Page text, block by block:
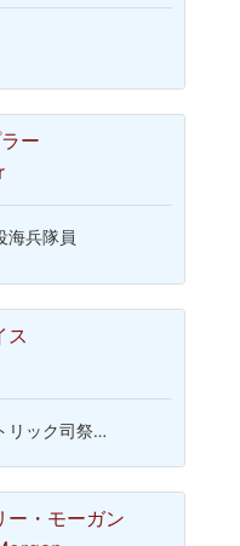
ー
海兵隊員
ス
リック司祭…
ー・モーガン